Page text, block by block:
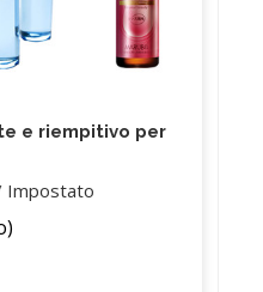
e riempitivo per
Impostato